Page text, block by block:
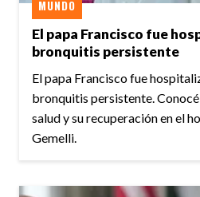
El papa Francisco fue
bronquitis persistente
MUNDO
El papa Francisco fue
bronquitis persistente.
salud y su recuperación en el
Gemelli.